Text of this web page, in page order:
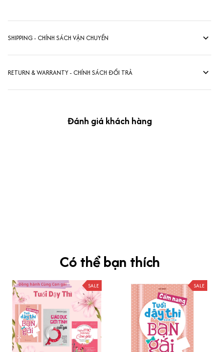
SHIPPING - CHÍNH SÁCH VẬN CHUYỂN
RETURN & WARRANTY - CHÍNH SÁCH ĐỔI TRẢ
Đánh giá khách hàng
Có thể bạn thích
SALE SALE